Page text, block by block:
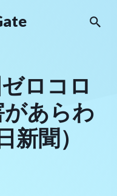
ロコロ
あらわ
新聞）